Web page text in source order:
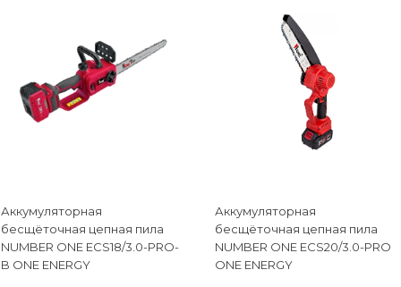
Аккумуляторная
бесщёточная цепная пила
NUMBER ONE ECS18/3.0-PRO-
B ONE ENERGY
Аккумуляторная
бесщёточная цепная пила
NUMBER ONE ECS20/3.0-PRO
ONE ENERGY